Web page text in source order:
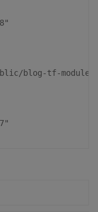
blog-tf-